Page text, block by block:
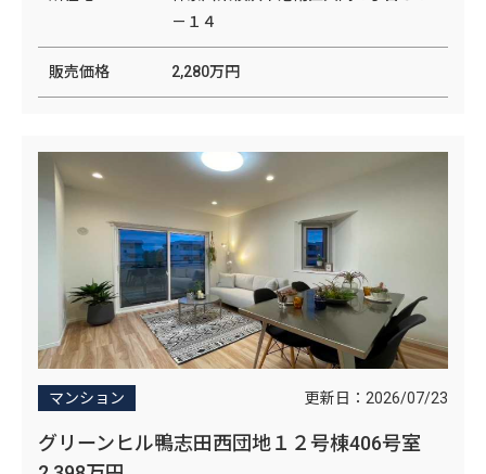
－１４
販売価格 2,280万円
マンション 更新日： 2026/07/23
グリーンヒル鴨志田西団地１２号棟406号室